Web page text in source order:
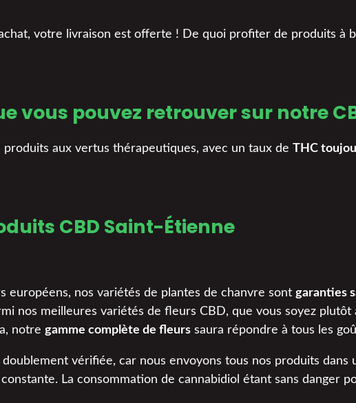
votre livraison est offerte ! De quoi profiter de produits à
vous pouvez retrouver sur notre
aux vertus thérapeutiques, avec un taux de THC
CBD Saint-Étienne
européens, nos variétés de plantes de chanvre sont garanties
nos meilleures variétés de fleurs CBD, que vous soyez
notre gamme complète de fleurs saura répondre à tous les
vérifiée, car nous envoyons tous nos produits dans
La consommation de cannabidiol étant sans danger